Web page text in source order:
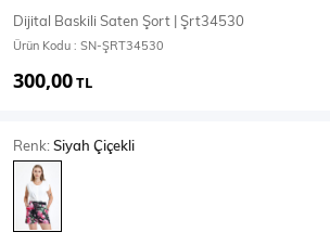
T-Shirt
Body
Dijital Baskili Saten Şort | Şrt34530
Ürün Kodu : SN-ŞRT34530
300,00TL
Renk:Siyah Çiçekli